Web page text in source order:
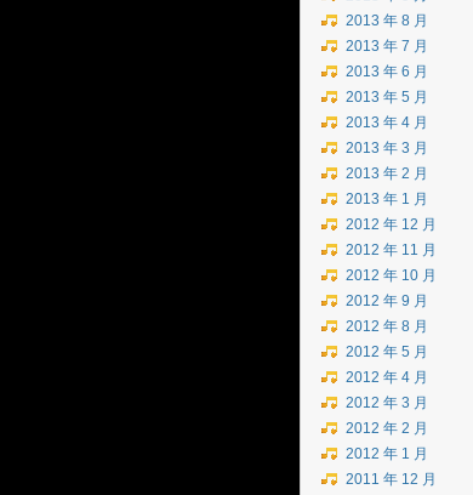
2013 年 8 月
2013 年 7 月
2013 年 6 月
2013 年 5 月
2013 年 4 月
2013 年 3 月
2013 年 2 月
2013 年 1 月
2012 年 12 月
2012 年 11 月
2012 年 10 月
2012 年 9 月
2012 年 8 月
2012 年 5 月
2012 年 4 月
2012 年 3 月
2012 年 2 月
2012 年 1 月
2011 年 12 月